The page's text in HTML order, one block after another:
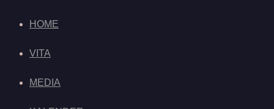
HOME
VITA
MEDIA